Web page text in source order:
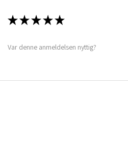
★★★★★
Var denne anmeldelsen nyttig?